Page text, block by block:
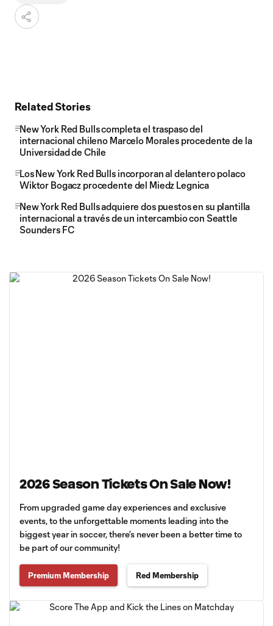
Related Stories
New York Red Bulls completa el traspaso del
internacional chileno Marcelo Morales procedente de la
Universidad de Chile
Los New York Red Bulls incorporan al delantero polaco
Wiktor Bogacz procedente del Miedz Legnica
New York Red Bulls adquiere dos puestos en su plantilla
internacional a través de un intercambio con Seattle
Sounders FC
2026 Season Tickets On Sale Now!
From upgraded game day experiences and exclusive
events, to the unforgettable moments leading into the
biggest year in soccer, there’s never been a better time to
be part of our community!
Premium Membership Red Membership